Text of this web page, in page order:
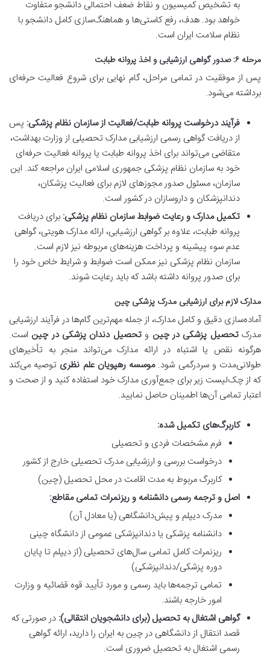
به تشخیص کمیسیون و نقاط ضعف احتمالی دانشجو متفاوت
خواهد بود. هدف، رفع کاستی‌ها و هماهنگ‌سازی کامل دانشجو با
نظام سلامت ایران است.
مرحله ۶: صدور گواهی ارزشیابی و اخذ پروانه طبابت
پس از موفقیت در تمامی مراحل، گام نهایی برای شروع فعالیت حرفه‌ای
برداشته می‌شود.
فرآیند درخواست پروانه طبابت/فعالیت از سازمان نظام پزشکی: پس
از دریافت گواهی رسمی ارزشیابی مدارک تحصیلی از وزارت بهداشت،
متقاضی می‌تواند برای اخذ پروانه طبابت یا پروانه فعالیت حرفه‌ای
خود به سازمان نظام پزشکی جمهوری اسلامی ایران مراجعه کند. این
سازمان، مسئول صدور مجوزهای لازم برای فعالیت پزشکان،
دندانپزشکان و داروسازان در کشور است.
تکمیل مدارک و رعایت ضوابط سازمان نظام پزشکی: برای دریافت
پروانه طبابت، علاوه بر گواهی ارزشیابی، ارائه مدارک هویتی، گواهی
عدم سوء پیشینه و پرداخت هزینه‌های مربوطه نیز لازم است.
سازمان نظام پزشکی نیز ممکن است ضوابط و شرایط خاص خود را
برای صدور پروانه داشته باشد که باید رعایت شوند.
مدارک لازم برای ارزشیابی مدرک پزشکی چین
آماده‌سازی دقیق و کامل مدارک، از جمله مهم‌ترین گام‌ها در فرآیند ارزشیابی
مدرک تحصیل پزشکی در چین و تحصیل دندان پزشکی در چین است.
هرگونه نقص یا اشتباه در ارائه مدارک می‌تواند منجر به تأخیرهای
طولانی‌مدت و سردرگمی شود. موسسه رهپویان علم نظری توصیه می‌کند
که از چک‌لیست زیر برای جمع‌آوری مدارک خود استفاده کنید و از صحت و
اعتبار تمامی آن‌ها اطمینان حاصل نمایید.
کاربرگ‌های تکمیل شده:
فرم مشخصات فردی و تحصیلی
درخواست بررسی و ارزشیابی مدرک تحصیلی خارج از کشور
کاربرگ مربوط به مدت اقامت در محل تحصیل (چین)
اصل و ترجمه رسمی دانشنامه و ریزنمرات تمامی مقاطع:
مدرک دیپلم و پیش‌دانشگاهی (یا معادل آن)
دانشنامه پزشکی یا دندانپزشکی عمومی از دانشگاه چینی
ریزنمرات کامل تمامی سال‌های تحصیلی (از دیپلم تا پایان
دوره پزشکی/دندانپزشکی)
تمامی ترجمه‌ها باید رسمی و مورد تأیید قوه قضائیه و وزارت
امور خارجه باشند.
گواهی اشتغال به تحصیل (برای دانشجویان انتقالی): در صورتی که
قصد انتقال از دانشگاهی در چین به ایران را دارید، ارائه گواهی
رسمی اشتغال به تحصیل ضروری است.